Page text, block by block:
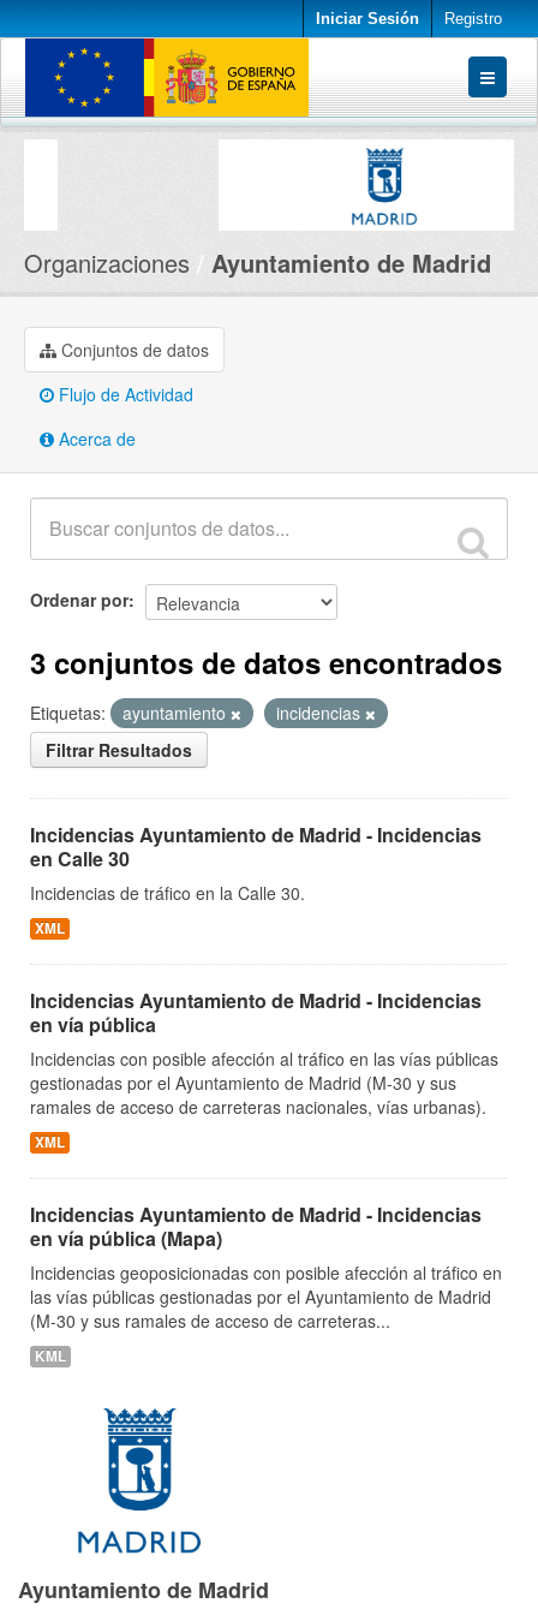
Iniciar Sesión Registro
Conjuntos de datos
Organizaciones Ayuntamiento de Madrid
Conjuntos de datos
Flujo de Actividad
Acerca de
Ordenar por
3 conjuntos de datos encontrados
Etiquetas: ayuntamiento
incidencias
Filtrar Resultados
Incidencias Ayuntamiento de Madrid - Incidencias
en Calle 30
Incidencias de tráfico en la Calle 30.
XML
Incidencias Ayuntamiento de Madrid - Incidencias
en vía pública
Incidencias con posible afección al tráfico en las vías públicas
gestionadas por el Ayuntamiento de Madrid (M-30 y sus
ramales de acceso de carreteras nacionales, vías urbanas).
XML
Incidencias Ayuntamiento de Madrid - Incidencias
en vía pública (Mapa)
Incidencias geoposicionadas con posible afección al tráfico en
las vías públicas gestionadas por el Ayuntamiento de Madrid
(M-30 y sus ramales de acceso de carreteras...
KML
Ayuntamiento de Madrid